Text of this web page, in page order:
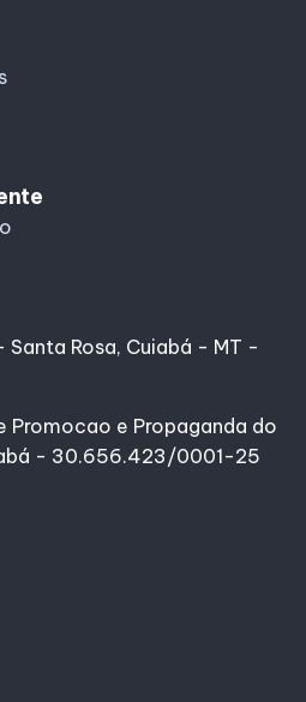
Rosa, Cuiabá - MT -
Promocao e Propaganda do
- 30.656.423/0001-25